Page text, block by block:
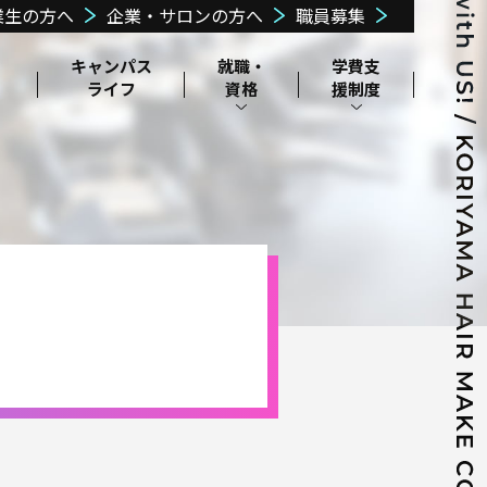
周辺環境
郡山美容協会に
キャンパス
ライフ
就職・
資格
学費⽀
援制度
構奨学⾦制度
の方へ 企業・サロンの方へ 職員募集